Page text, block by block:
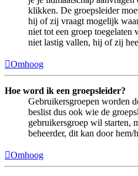
klikken. De groepsleider
hij of zij vraagt mogelijk
niet tot een groep toegelaten
niet lastig vallen, hij of zij
Omhoog
Hoe word ik een groepsleider?
Gebruikersgroepen worden
beslist dus ook wie de
gebruikersgroep wil starten,
beheerder, dit kan door hem/
Omhoog